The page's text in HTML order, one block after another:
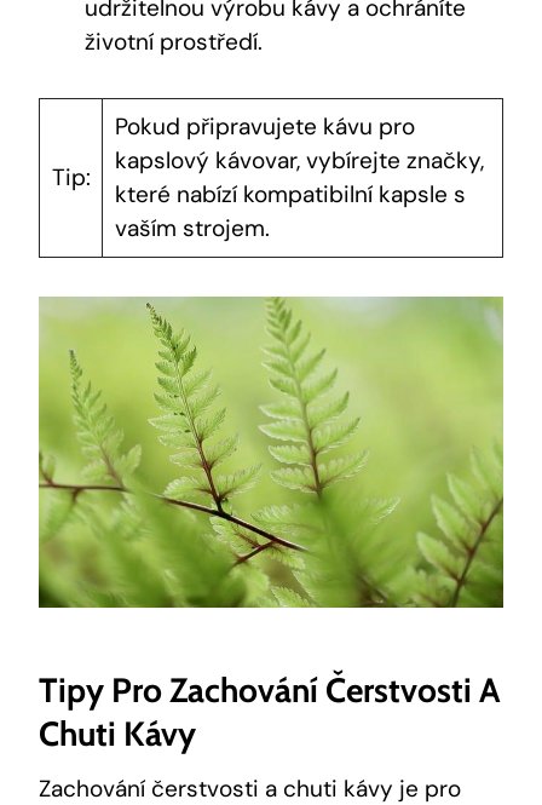
udržitelnou výrobu kávy a ochráníte
životní prostředí.
Tip:
Pokud připravujete kávu pro
kapslový kávovar, vybírejte značky,
které nabízí kompatibilní kapsle s
vaším strojem.
Tipy Pro Zachování Čerstvosti A
Chuti Kávy
Zachování čerstvosti a chuti kávy je pro